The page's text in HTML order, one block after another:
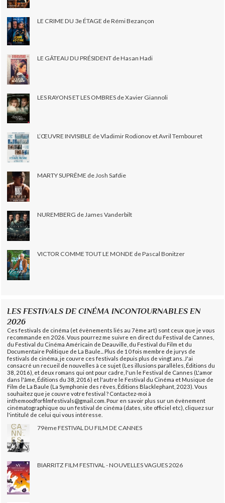
LE CRIME DU 3e ÉTAGE de Rémi Bezançon
LE GÂTEAU DU PRÉSIDENT de Hasan Hadi
LES RAYONS ET LES OMBRES de Xavier Giannoli
L’ŒUVRE INVISIBLE de Vladimir Rodionov et Avril Tembouret
MARTY SUPRÊME de Josh Safdie
NUREMBERG de James Vanderbilt
VICTOR COMME TOUT LE MONDE de Pascal Bonitzer
LES FESTIVALS DE CINÉMA INCONTOURNABLES EN
2026
Ces festivals de cinéma (et évènements liés au 7ème art) sont ceux que je vous
recommande en 2026. Vous pourrez me suivre en direct du Festival de Cannes,
du Festival du Cinéma Américain de Deauville, du Festival du Film et du
Documentaire Politique de La Baule... Plus de 10 fois membre de jurys de
festivals de cinéma, je couvre ces festivals depuis plus de vingt ans. J'ai
consacré un recueil de nouvelles à ce sujet (Les illusions parallèles, Éditions du
38, 2016), et deux romans qui ont pour cadre, l'un le Festival de Cannes (L'amor
dans l'âme, Éditions du 38, 2016) et l'autre le Festival du Cinéma et Musique de
Film de La Baule (La Symphonie des rêves, Éditions Blacklephant, 2023). Vous
souhaitez que je couvre votre festival ? Contactez-moi à
inthemoodforfilmfestivals@gmail.com. Pour en savoir plus sur un évènement
cinématographique ou un festival de cinéma (dates, site officiel etc), cliquez sur
l'intitulé de celui qui vous intéresse.
79ème FESTIVAL DU FILM DE CANNES
BIARRITZ FILM FESTIVAL - NOUVELLES VAGUES 2026